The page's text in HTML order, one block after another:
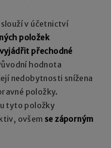
v účetnictví
položek
vyjádřit přechodné
hodnota
nedobytnosti snížena
položky.
tyto položky
ovšem se záporným